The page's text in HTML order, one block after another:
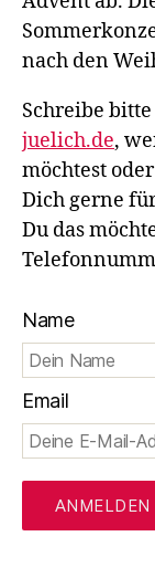
nach den
Schreibe
juelich.de,
möchtest
Dich gerne
Du das
Name
Email